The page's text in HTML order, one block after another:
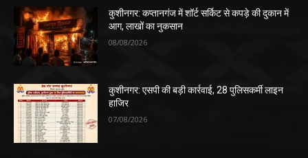
कुशीनगर: कप्तानगंज में शॉर्ट सर्किट से कपड़े की दुकान में
आग, लाखों का नुकसान
08/08/2026
कुशीनगर: एसपी की बड़ी कार्रवाई, 28 पुलिसकर्मी लाइन
हाजिर
07/08/2026